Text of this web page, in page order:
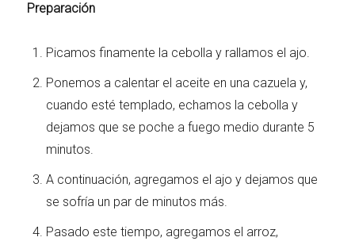
Preparación
Picamos finamente la cebolla y rallamos el ajo.
Ponemos a calentar el aceite en una cazuela y,
cuando esté templado, echamos la cebolla y
dejamos que se poche a fuego medio durante 5
minutos.
A continuación, agregamos el ajo y dejamos que
se sofría un par de minutos más.
Pasado este tiempo, agregamos el arroz,